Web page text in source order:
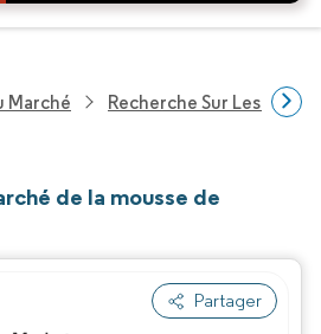
Marché Recherche Sur Les
de la mousse de
Partager